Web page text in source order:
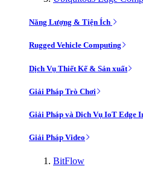
Năng Lượng & Tiện Ích
Rugged Vehicle Computing
Dịch Vụ Thiết Kế & Sản xuất
Giải Pháp Trò Chơi
Giải Pháp và Dịch Vụ IoT Edge
Giải Pháp Video
BitFlow